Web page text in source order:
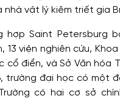
nhà vật lý kiêm triết gia
hợp Saint Petersburg
13 viện nghiên cứu,
cổ điển, và Sở Văn hóa
trường đại học có một
có hai cơ sở